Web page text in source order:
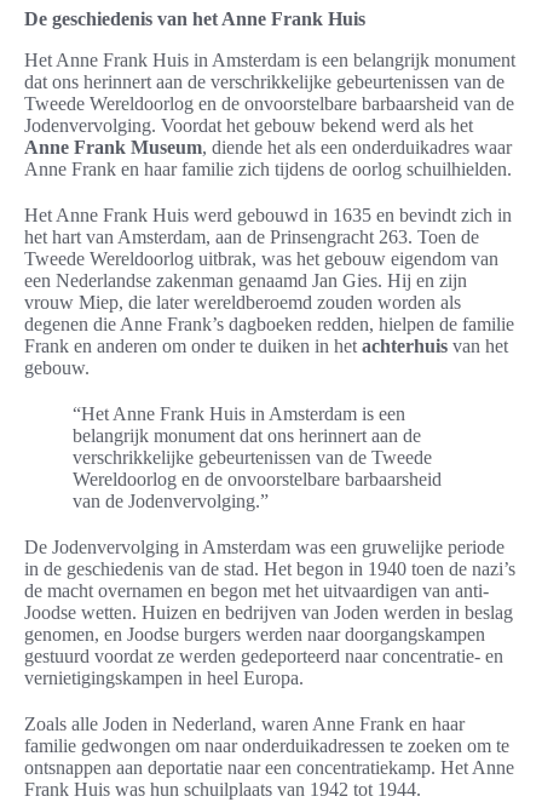
De geschiedenis van het Anne Frank Huis
Het Anne Frank Huis in Amsterdam is een belangrijk monument
dat ons herinnert aan de verschrikkelijke gebeurtenissen van de
Tweede Wereldoorlog en de onvoorstelbare barbaarsheid van de
Jodenvervolging. Voordat het gebouw bekend werd als het
Anne Frank Museum, diende het als een onderduikadres waar
Anne Frank en haar familie zich tijdens de oorlog schuilhielden.
Het Anne Frank Huis werd gebouwd in 1635 en bevindt zich in
het hart van Amsterdam, aan de Prinsengracht 263. Toen de
Tweede Wereldoorlog uitbrak, was het gebouw eigendom van
een Nederlandse zakenman genaamd Jan Gies. Hij en zijn
vrouw Miep, die later wereldberoemd zouden worden als
degenen die Anne Frank’s dagboeken redden, hielpen de familie
Frank en anderen om onder te duiken in het achterhuis van het
gebouw.
“Het Anne Frank Huis in Amsterdam is een
belangrijk monument dat ons herinnert aan de
verschrikkelijke gebeurtenissen van de Tweede
Wereldoorlog en de onvoorstelbare barbaarsheid
van de Jodenvervolging.”
De Jodenvervolging in Amsterdam was een gruwelijke periode
in de geschiedenis van de stad. Het begon in 1940 toen de nazi’s
de macht overnamen en begon met het uitvaardigen van anti-
Joodse wetten. Huizen en bedrijven van Joden werden in beslag
genomen, en Joodse burgers werden naar doorgangskampen
gestuurd voordat ze werden gedeporteerd naar concentratie- en
vernietigingskampen in heel Europa.
Zoals alle Joden in Nederland, waren Anne Frank en haar
familie gedwongen om naar onderduikadressen te zoeken om te
ontsnappen aan deportatie naar een concentratiekamp. Het Anne
Frank Huis was hun schuilplaats van 1942 tot 1944.